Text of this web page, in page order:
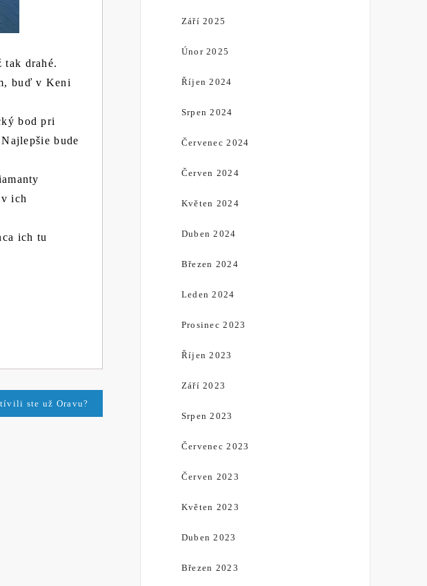
tak drahé.
buď v Keni
bod pri
bude
ich
ich tu
ste už Oravu?
Září 2025
Únor 2025
Říjen 2024
Srpen 2024
Červenec 2024
Červen 2024
Květen 2024
Duben 2024
Březen 2024
Leden 2024
Prosinec 2023
Říjen 2023
Září 2023
Srpen 2023
Červenec 2023
Červen 2023
Květen 2023
Duben 2023
Březen 2023